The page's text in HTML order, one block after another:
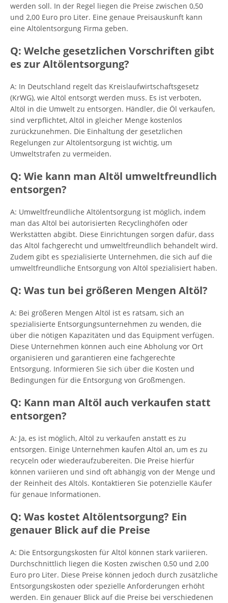
werden soll. In der Regel liegen die Preise zwischen 0,50
und 2,00 Euro pro Liter. Eine genaue Preisauskunft kann
eine Altölentsorgung Firma geben.
Q: Welche gesetzlichen Vorschriften gibt
es zur Altölentsorgung?
A: In Deutschland regelt das Kreislaufwirtschaftsgesetz
(KrWG), wie Altöl entsorgt werden muss. Es ist verboten,
Altöl in die Umwelt zu entsorgen. Händler, die Öl verkaufen,
sind verpflichtet, Altöl in gleicher Menge kostenlos
zurückzunehmen. Die Einhaltung der gesetzlichen
Regelungen zur Altölentsorgung ist wichtig, um
Umweltstrafen zu vermeiden.
Q: Wie kann man Altöl umweltfreundlich
entsorgen?
A: Umweltfreundliche Altölentsorgung ist möglich, indem
man das Altöl bei autorisierten Recyclinghöfen oder
Werkstätten abgibt. Diese Einrichtungen sorgen dafür, dass
das Altöl fachgerecht und umweltfreundlich behandelt wird.
Zudem gibt es spezialisierte Unternehmen, die sich auf die
umweltfreundliche Entsorgung von Altöl spezialisiert haben.
Q: Was tun bei größeren Mengen Altöl?
A: Bei größeren Mengen Altöl ist es ratsam, sich an
spezialisierte Entsorgungsunternehmen zu wenden, die
über die nötigen Kapazitäten und das Equipment verfügen.
Diese Unternehmen können auch eine Abholung vor Ort
organisieren und garantieren eine fachgerechte
Entsorgung. Informieren Sie sich über die Kosten und
Bedingungen für die Entsorgung von Großmengen.
Q: Kann man Altöl auch verkaufen statt
entsorgen?
A: Ja, es ist möglich, Altöl zu verkaufen anstatt es zu
entsorgen. Einige Unternehmen kaufen Altöl an, um es zu
recyceln oder wiederaufzubereiten. Die Preise hierfür
können variieren und sind oft abhängig von der Menge und
der Reinheit des Altöls. Kontaktieren Sie potenzielle Käufer
für genaue Informationen.
Q: Was kostet Altölentsorgung? Ein
genauer Blick auf die Preise
A: Die Entsorgungskosten für Altöl können stark variieren.
Durchschnittlich liegen die Kosten zwischen 0,50 und 2,00
Euro pro Liter. Diese Preise können jedoch durch zusätzliche
Entsorgungskosten oder spezielle Anforderungen erhöht
werden. Ein genauer Blick auf die Preise bei verschiedenen